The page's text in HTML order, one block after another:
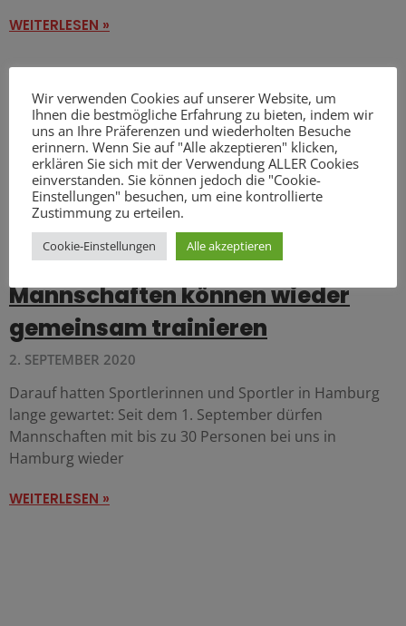
WEITERLESEN »
Mannschaften können wieder
gemeinsam trainieren
2. SEPTEMBER 2020
Darauf hatten Sportlerinnen und Sportler in Hamburg
lange gewartet: Seit dem 1. September dürfen
Mannschaften mit bis zu 30 Personen bei uns in
Hamburg wieder
WEITERLESEN »
Wir verwenden Cookies auf unserer Website, um
Ihnen die bestmögliche Erfahrung zu bieten, indem wir
uns an Ihre Präferenzen und wiederholten Besuche
erinnern. Wenn Sie auf "Alle akzeptieren" klicken,
erklären Sie sich mit der Verwendung ALLER Cookies
einverstanden. Sie können jedoch die "Cookie-
Einstellungen" besuchen, um eine kontrollierte
Zustimmung zu erteilen.
Cookie-Einstellungen Alle akzeptieren